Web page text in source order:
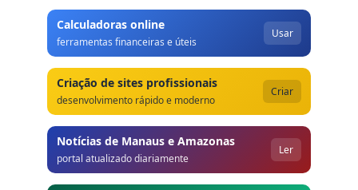
Calculadoras online
ferramentas financeiras e úteis
Usar
Criação de sites profissionais
desenvolvimento rápido e moderno
Criar
Notícias de Manaus e Amazonas
portal atualizado diariamente
Ler